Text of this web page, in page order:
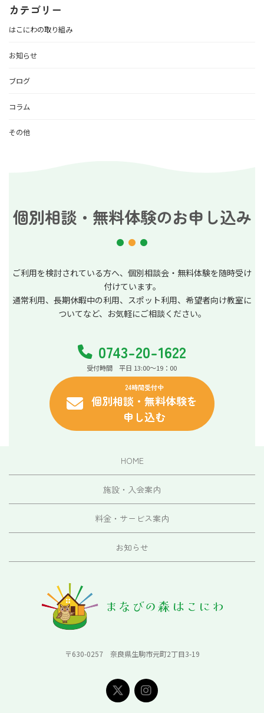
カテゴリー
はこにわの取り組み
お知らせ
ブログ
コラム
その他
個別相談・無料体験のお申し込み
ご利用を検討されている方へ、個別相談会・無料体験を随時受け
付けています。
通常利用、長期休暇中の利用、スポット利用、希望者向け教室に
ついてなど、お気軽にご相談ください。
0743-20-1622
受付時間 平日 13:00～19：00
個別相談・無料体験を
申し込む
24時間受付中
HOME
施設・入会案内
料金・サービス案内
お知らせ
〒630-0257 奈良県生駒市元町2丁目3-19